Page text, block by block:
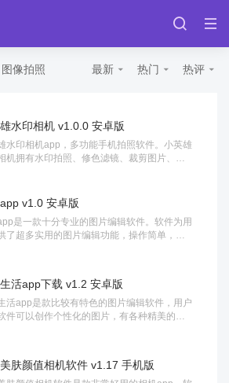
图像拍照 最新 热门 热评
水印相机 v1.0.0 安卓版
水印相机app，多功能手机拍照软件。小英雄
机拥有水印拍照、修色滤镜、裁剪图片、马
v1.0 安卓版
是一款十分专业的图片编辑软件。软件为用
了超多实用的图片编辑功能，操作简单，功
活app下载 v1.2 安卓版
活app是款比较有特色的图片编辑软件，用户
件可以创作个性化的图片，有各种精美的贴
肤颜值相机软件 v1.17 手机版